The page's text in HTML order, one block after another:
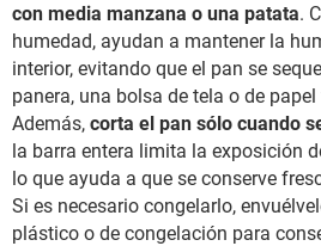
con media manzana o una patata.
humedad, ayudan a mantener la
interior, evitando que el pan se
panera, una bolsa de tela o de
Además, corta el pan sólo cuando
la barra entera limita la exposición
lo que ayuda a que se conserve
Si es necesario congelarlo,
plástico o de congelación para